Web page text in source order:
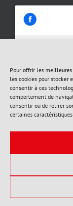
Pour offrir les
les cookies pour stocker
consentir à ces
comportement de
consentir ou de retirer
certaines